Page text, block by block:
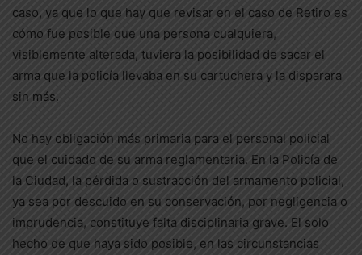
caso, ya que lo que hay que revisar en el caso de Retiro es
cómo fue posible que una persona cualquiera,
visiblemente alterada, tuviera la posibilidad de sacar el
arma que la policía llevaba en su cartuchera y la disparara
sin más.
No hay obligación más primaria para el personal policial
que el cuidado de su arma reglamentaria. En la Policía de
la Ciudad, la pérdida o sustracción del armamento policial,
ya sea por descuido en su conservación, por negligencia o
imprudencia, constituye falta disciplinaria grave. El solo
hecho de que haya sido posible, en las circunstancias